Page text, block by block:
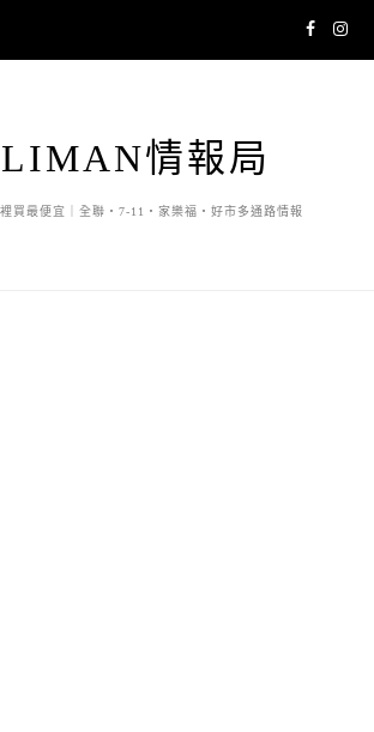
情報局
買最便宜｜全聯・7-11・家樂福・好市多通路情報